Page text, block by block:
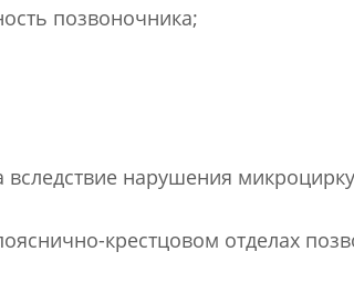
позвоночника;
нарушения
крестцовом отделах